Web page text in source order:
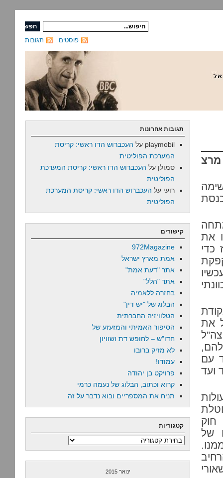
תגובות פוסטים
מרצ
את
כדי
את
עם
ועד
חוק
של
תגובות אחרונות
playmobil על העכברוש הדו ראשי: קריסת
המערכת הפוליטית
סמולן על העכברוש הדו ראשי: קריסת המערכת
הפוליטית
רועי על העכברוש הדו ראשי: קריסת המערכת
הפוליטית
קישורים
972Magazine
אמת מארץ ישראל
אתר "דעת אמת"
אתר "הלל"
בחזרה ללאמיה
הבלוג של "יש דין"
הטלוויזיה החברתית
הסיפור האמיתי והמזעזע של
חדו"ש – לחופש דת ושוויון
לא מזיק ברובו
עמודו!
פרויקט בן יהודה
קרוא וכתוב, הבלוג של נעמה כרמי
תניח את המספריים ובוא נדבר על זה
קטגוריות
קטגוריות
ינואר 2015